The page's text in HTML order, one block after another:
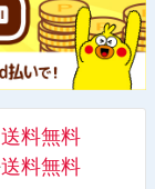
送料無料
送料無料